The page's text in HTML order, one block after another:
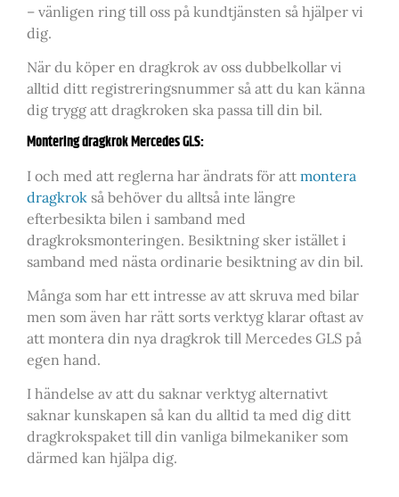
– vänligen ring till oss på kundtjänsten så hjälper vi
dig.
När du köper en dragkrok av oss dubbelkollar vi
alltid ditt registreringsnummer så att du kan känna
dig trygg att dragkroken ska passa till din bil.
Montering dragkrok Mercedes GLS:
I och med att reglerna har ändrats för att montera
dragkrok så behöver du alltså inte längre
efterbesikta bilen i samband med
dragkroksmonteringen. Besiktning sker istället i
samband med nästa ordinarie besiktning av din bil.
Många som har ett intresse av att skruva med bilar
men som även har rätt sorts verktyg klarar oftast av
att montera din nya dragkrok till Mercedes GLS på
egen hand.
I händelse av att du saknar verktyg alternativt
saknar kunskapen så kan du alltid ta med dig ditt
dragkrokspaket till din vanliga bilmekaniker som
därmed kan hjälpa dig.